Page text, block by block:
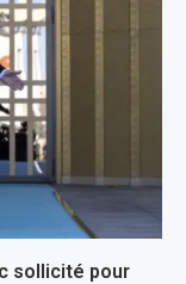
sollicité pour